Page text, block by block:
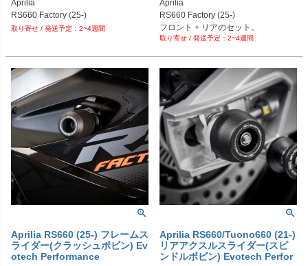
Aprilia
RS660 Factory (25-)
2~4週間
Aprilia
RS660 Factory (25-)
フロント + リアのセット。
2~4週間
Aprilia RS660 (25-) フレームス
ライダー(クラッシュボビン) Ev
otech Performance
Aprilia RS660/Tuono660 (21-)
リアアクスルスライダー(スピ
ンドルボビン) Evotech Perfor